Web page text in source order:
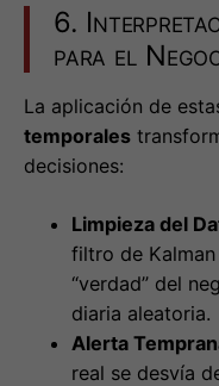
temporales
Limpieza del
filtro de
“verdad” del
Alerta
real se desvía
un cierto
la covarianza
anomalía o un
que requiere